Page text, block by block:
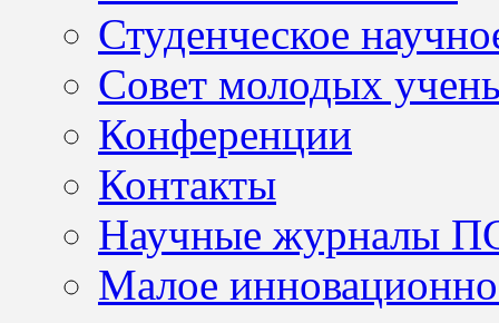
Студенческое
Совет молодых
Конференции
Контакты
Научные журналы
Малое